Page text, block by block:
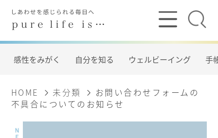
感性をみがく 自分を知る ウェルビーイング 手
HOME 未分類
お問い合わせフォームの
不具合についてのお知らせ